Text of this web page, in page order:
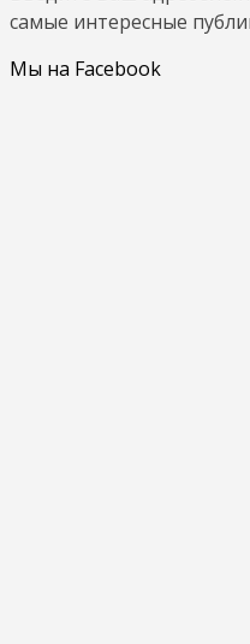
самые интересные
Мы на Facebook